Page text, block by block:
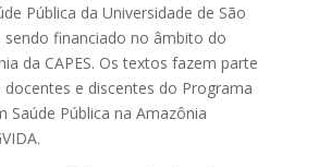
Pública da Universidade de São
sendo financiado no âmbito do
da CAPES. Os textos fazem parte
docentes e discentes do Programa
Saúde Pública na Amazônia